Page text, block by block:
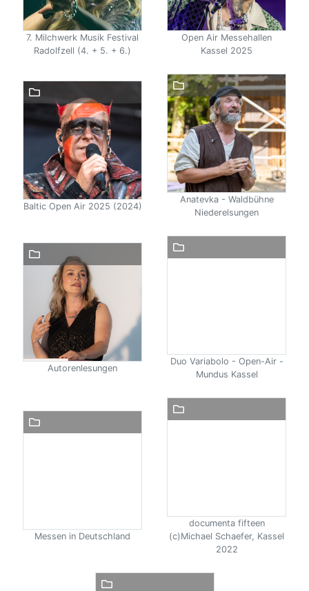
7. Milchwerk Musik Festival
Radolfzell (4. + 5. + 6.)
Open Air Messehallen
Kassel 2025
Baltic Open Air 2025 (2024)
Anatevka - Waldbühne
Niederelsungen
Autorenlesungen
Duo Variabolo - Open-Air -
Mundus Kassel
Messen in Deutschland
documenta fifteen
(c)Michael Schaefer, Kassel
2022